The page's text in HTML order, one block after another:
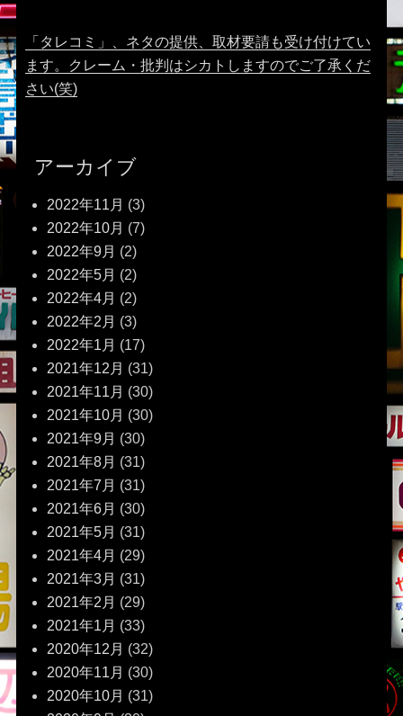
「タレコミ」、ネタの提供、取材要請も受け付けてい
ます。クレーム・批判はシカトしますのでご了承くだ
さい(笑)
アーカイブ
2022年11月 (3)
2022年10月 (7)
2022年9月 (2)
2022年5月 (2)
2022年4月 (2)
2022年2月 (3)
2022年1月 (17)
2021年12月 (31)
2021年11月 (30)
2021年10月 (30)
2021年9月 (30)
2021年8月 (31)
2021年7月 (31)
2021年6月 (30)
2021年5月 (31)
2021年4月 (29)
2021年3月 (31)
2021年2月 (29)
2021年1月 (33)
2020年12月 (32)
2020年11月 (30)
2020年10月 (31)